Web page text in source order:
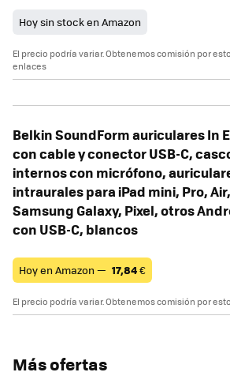
Hoy sin stock en Amazon
El precio podría variar. Obtenemos comisión por
enlaces
Belkin SoundForm auriculares In
con cable y conector USB-C,
internos con micrófono,
intraurales para iPad mini, Pro, Air,
Samsung Galaxy, Pixel, otros
con USB-C, blancos
Hoy en Amazon — 17,84€
El precio podría variar. Obtenemos comisión por
Más ofertas